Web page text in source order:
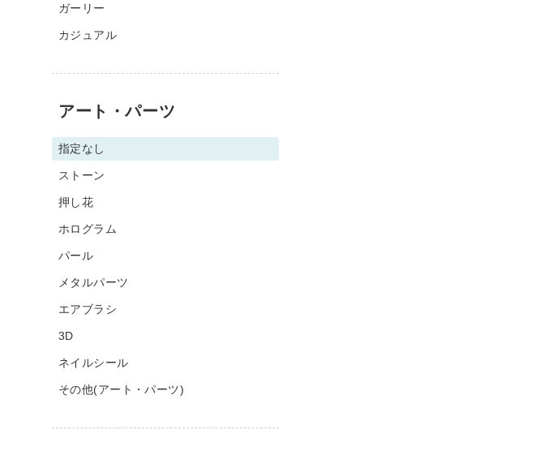
ガーリー
カジュアル
アート・パーツ
指定なし
ストーン
押し花
ホログラム
パール
メタルパーツ
エアブラシ
3D
ネイルシール
その他(アート・パーツ)